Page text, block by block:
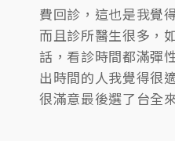
費回診，這也是我覺
而且診所醫生很多，
話，看診時間都滿彈
出時間的人我覺得很
很滿意最後選了台全